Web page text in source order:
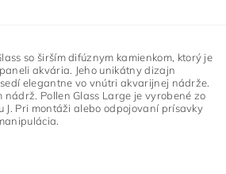
so širším difúznym kamienkom, ktorý je
akvária.
Jeho unikátny dizajn
elegantne vo vnútri akvarijnej nádrže.
nádrž. Pollen Glass Large je vyrobené zo
Pri montáži alebo odpojovaní prísavky